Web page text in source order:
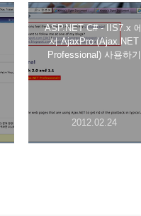
ASP.NET C# - IIS7.x 에
서 AjaxPro (Ajax.NET
Professional) 사용하기
2012.02.24